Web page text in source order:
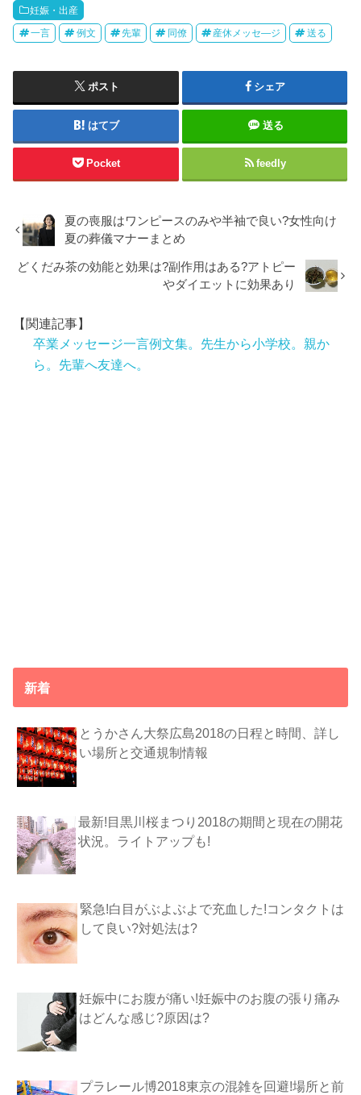
妊娠・出産
一言 例文 先輩 同僚 産休メッセ―ジ 送る
ポスト シェア
はてブ 送る
Pocket feedly
夏の喪服はワンピースのみや半袖で良い?女性向け
夏の葬儀マナーまとめ
どくだみ茶の効能と効果は?副作用はある?アトピー
やダイエットに効果あり
【関連記事】
卒業メッセージ一言例文集。先生から小学校。親か
ら。先輩へ友達へ。
新着
とうかさん大祭広島2018の日程と時間、詳し
い場所と交通規制情報
最新!目黒川桜まつり2018の期間と現在の開花
状況。ライトアップも!
緊急!白目がぶよぶよで充血した!コンタクトは
して良い?対処法は?
妊娠中にお腹が痛い!妊娠中のお腹の張り痛み
はどんな感じ?原因は?
プラレール博2018東京の混雑を回避!場所と前